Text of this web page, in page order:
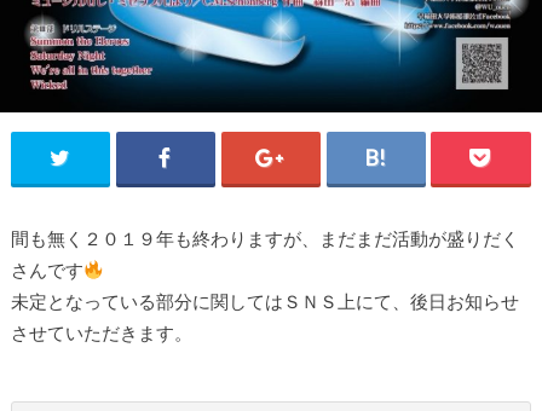
間も無く２０１９年も終わりますが、まだまだ活動が盛りだく
さんです
未定となっている部分に関してはＳＮＳ上にて、後日お知らせ
させていただきます。